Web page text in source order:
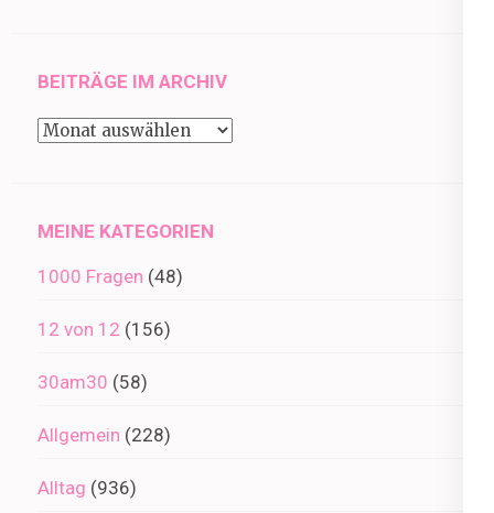
BEITRÄGE IM ARCHIV
Beiträge
MEINE KATEGORIEN
1000 Fragen (48)
12 von 12 (156)
30am30 (58)
Allgemein (228)
Alltag (936)